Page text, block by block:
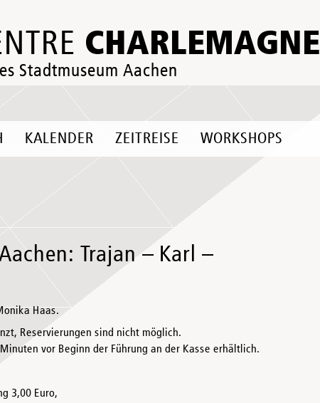
CHARLEMAGNE
Stadtmuseum Aachen
KALENDER ZEITREISE WORKSHOPS
Trajan – Karl –
Haas.
Reservierungen sind nicht möglich.
vor Beginn der Führung an der Kasse erhältlich.
3,00 Euro,